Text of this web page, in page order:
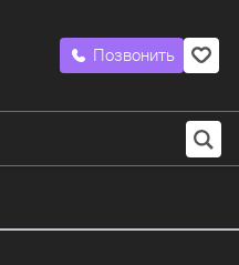
Позвонить